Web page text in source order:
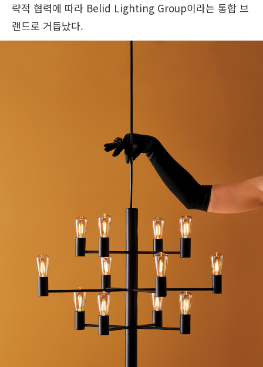
략적 협력에 따라 Belid Lighting Group이라는 통합 브
랜드로 거듭났다.